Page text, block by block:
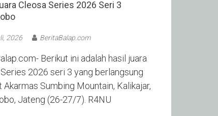
Cleosa Series 2026 Seri 3
2026 BeritaBalap.com
Berikut ini adalah hasil juara
2026 seri 3 yang berlangsung
Akarmas Sumbing Mountain, Kalikajar,
Jateng (26-27/7). R4NU